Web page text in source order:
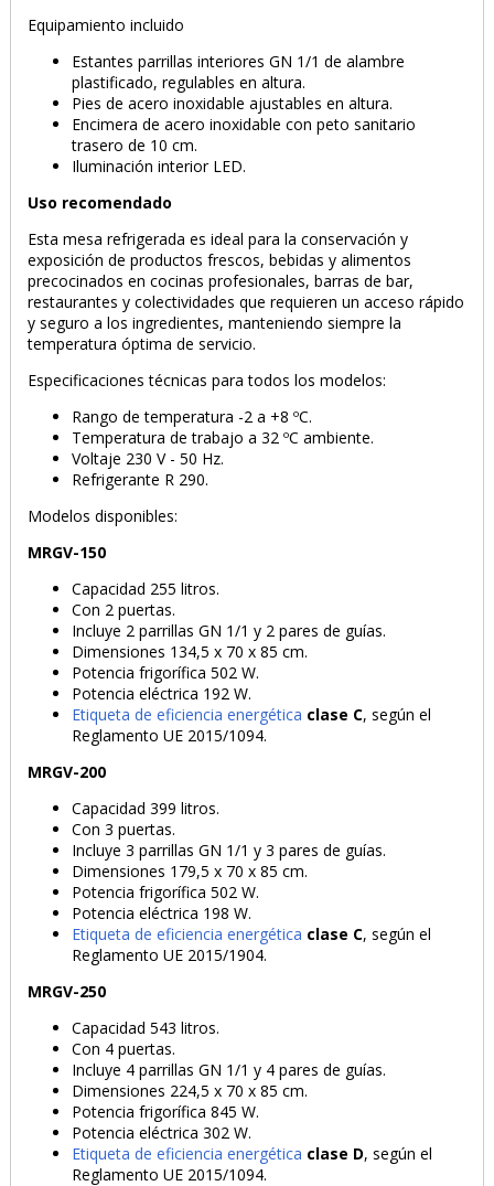
PRODUCTO AÑADIDO AL CARRITO
Equipamiento incluido
Estantes parrillas interiores GN 1/1 de alambre
plastificado, regulables en altura.
Pies de acero inoxidable ajustables en altura.
Encimera de acero inoxidable con peto sanitario
trasero de 10 cm.
Iluminación interior LED.
Uso recomendado
Esta mesa refrigerada es ideal para la conservación y
exposición de productos frescos, bebidas y alimentos
precocinados en cocinas profesionales, barras de bar,
restaurantes y colectividades que requieren un acceso rápido
y seguro a los ingredientes, manteniendo siempre la
temperatura óptima de servicio.
Especificaciones técnicas para todos los modelos:
Rango de temperatura -2 a +8 ºC.
Temperatura de trabajo a 32 ºC ambiente.
Voltaje 230 V - 50 Hz.
Refrigerante R 290.
Modelos disponibles:
MRGV-150
Capacidad 255 litros.
Con 2 puertas.
Incluye 2 parrillas GN 1/1 y 2 pares de guías.
Dimensiones 134,5 x 70 x 85 cm.
Potencia frigorífica 502 W.
Potencia eléctrica 192 W.
Etiqueta de eficiencia energética clase C, según el
Reglamento UE 2015/1094.
MRGV-200
Capacidad 399 litros.
Con 3 puertas.
Incluye 3 parrillas GN 1/1 y 3 pares de guías.
Dimensiones 179,5 x 70 x 85 cm.
Potencia frigorífica 502 W.
Potencia eléctrica 198 W.
Etiqueta de eficiencia energética clase C, según el
Reglamento UE 2015/1904.
MRGV-250
Capacidad 543 litros.
Con 4 puertas.
Incluye 4 parrillas GN 1/1 y 4 pares de guías.
Dimensiones 224,5 x 70 x 85 cm.
Potencia frigorífica 845 W.
Potencia eléctrica 302 W.
Etiqueta de eficiencia energética clase D, según el
Reglamento UE 2015/1094.